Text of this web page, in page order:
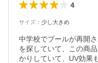
4
サイズ ： 少し大きめ
中学校でプールが再開
を探していて、この商
かりしていて、UV効果